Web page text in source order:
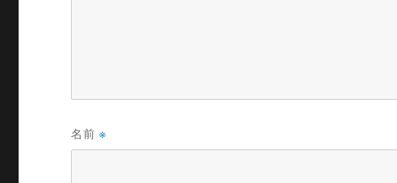
名前※